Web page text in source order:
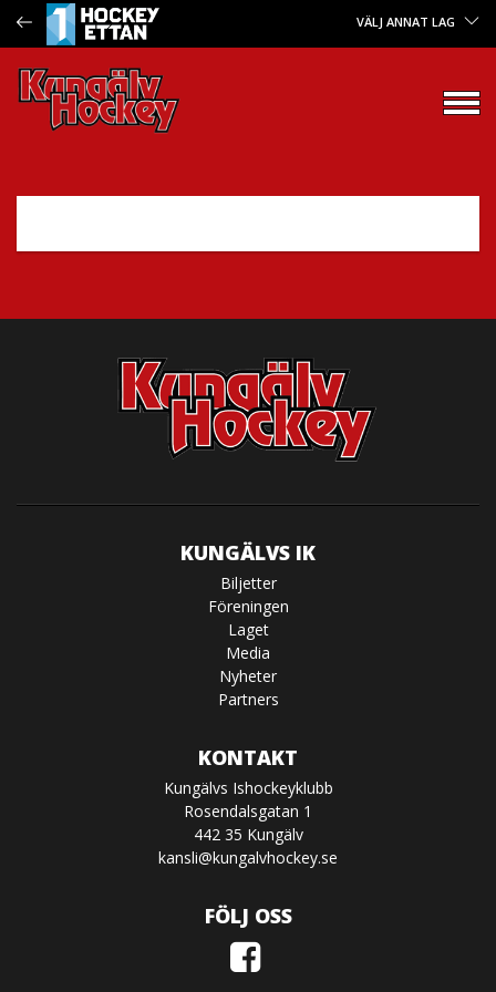
VÄLJ ANNAT LAG
KUNGÄLVS IK
Biljetter
Föreningen
Laget
Media
Nyheter
Partners
KONTAKT
Kungälvs Ishockeyklubb
Rosendalsgatan 1
442 35 Kungälv
kansli@kungalvhockey.se
FÖLJ OSS